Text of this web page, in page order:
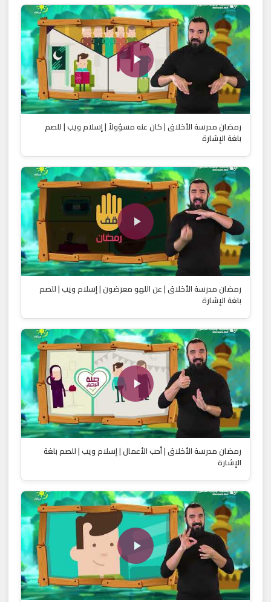
رمضان مدرسة الأخلاق | كان عنه مسؤولاً | إسلام ويب | للصم
بلغة الإشارة
رمضان مدرسة الأخلاق | عن اللهو معرضون | إسلام ويب | للصم
بلغة الإشارة
رمضان مدرسة الأخلاق | أحب الأعمال | إسلام ويب | للصم بلغة
الإشارة